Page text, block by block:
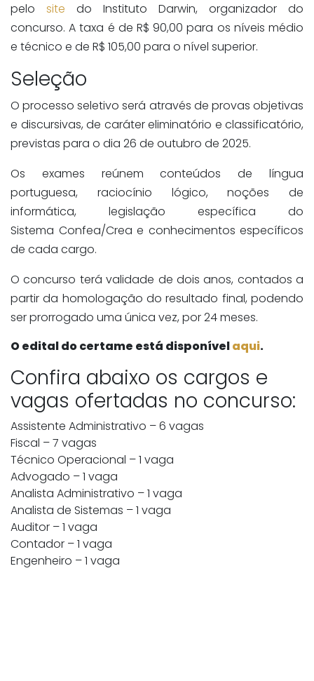
pelo site do Instituto Darwin, organizador do
concurso. A taxa é de R$ 90,00 para os níveis médio
e técnico e de R$ 105,00 para o nível superior.
Seleção
O processo seletivo será através de provas objetivas
e discursivas, de caráter eliminatório e classificatório,
previstas para o dia 26 de outubro de 2025.
Os exames reúnem conteúdos de língua
portuguesa, raciocínio lógico, noções de
informática, legislação específica do
Sistema Confea/Crea e conhecimentos específicos
de cada cargo.
O concurso terá validade de dois anos, contados a
partir da homologação do resultado final, podendo
ser prorrogado uma única vez, por 24 meses.
O edital do certame está disponívelaqui.
Confira abaixo os cargos e
vagas ofertadas no concurso:
Assistente Administrativo – 6 vagas
Fiscal – 7 vagas
Técnico Operacional – 1 vaga
Advogado – 1 vaga
Analista Administrativo – 1 vaga
Analista de Sistemas – 1 vaga
Auditor – 1 vaga
Contador – 1 vaga
Engenheiro – 1 vaga